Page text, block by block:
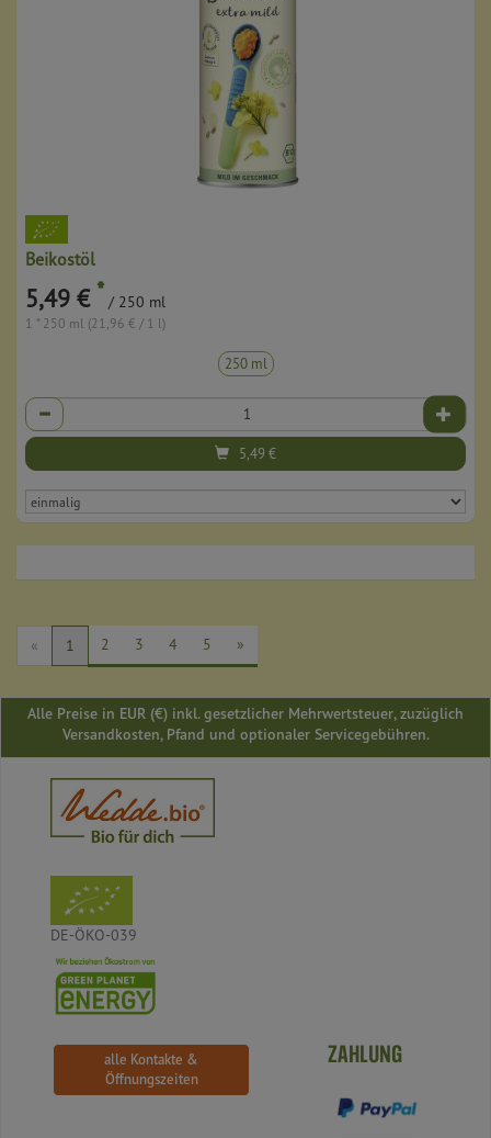
Beikostöl
5,49 € * / 250 ml
1 * 250 ml (21,96 € / 1 l)
250 ml
Anzahl
5,49€
« 1 2 3 4 5 »
Alle Preise in EUR (€) inkl. gesetzlicher Mehrwertsteuer, zuzüglich
Versandkosten, Pfand und optionaler Servicegebühren.
DE-ÖKO-039
alle Kontakte &
Öffnungszeiten
ZAHLUNG